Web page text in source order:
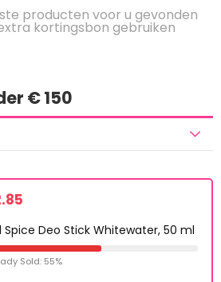
producten voor u gevonden
kortingsbon gebruiken
€ 150
Spice Deo Stick Whitewater, 50 ml
Sold: 55%